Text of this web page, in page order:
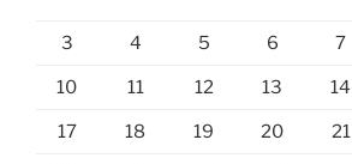
3 4 5 6 7
10 11 12 13 14
17 18 19 20 21